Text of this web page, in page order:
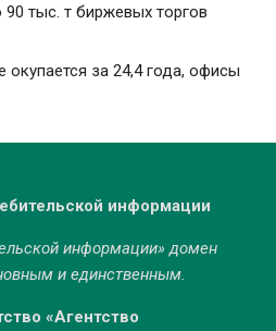
тыс. т биржевых торгов
окупается за 24,4 года, офисы
информации
информации» домен
и единственным.
«Агентство